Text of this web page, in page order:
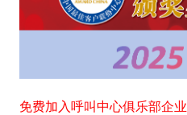
免费加入呼叫中心俱乐部企业